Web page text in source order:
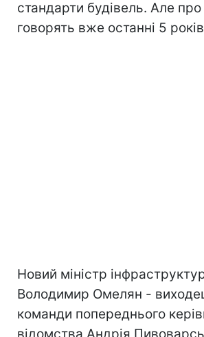
стандарти будівель. Але
говорять вже останні 5
Новий міністр
Володимир Омелян -
команди попереднього
відомства Андрія